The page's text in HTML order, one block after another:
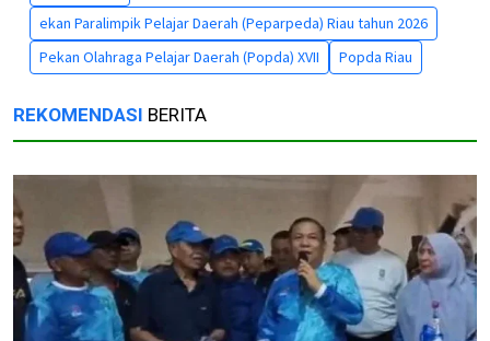
ekan Paralimpik Pelajar Daerah (Peparpeda) Riau tahun 2026
Pekan Olahraga Pelajar Daerah (Popda) XVII
Popda Riau
REKOMENDASI BERITA